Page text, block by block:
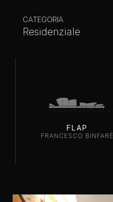
CATEGORIA
Residenziale
FLAP
FRANCESCO BINFARÉ